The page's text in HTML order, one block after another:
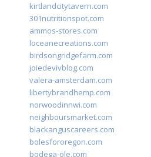
kirtlandcitytavern.com
301nutritionspot.com
ammos-stores.com
loceanecreations.com
birdsongridgefarm.com
joiedevivblog.com
valera-amsterdam.com
libertybrandhemp.com
norwoodinnwi.com
neighboursmarket.com
blackanguscareers.com
bolesfororegon.com
bodega-ole.com